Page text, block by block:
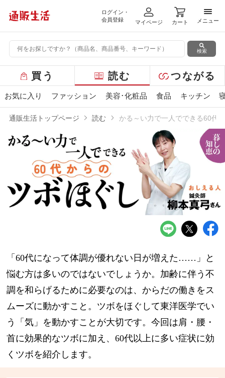
ログイン・
会員登録
マイページ カート
メニ
メニュー
検索
ー
バ
買う 読む つながる
お気に入り ファッション 美容･化粧品 食品 キッチン
通販生活トップページ 読む かる～い力で一人でできる60代
「60代になって体調が優れない日が増えた……」と
悩む方は多いのではないでしょうか。加齢に伴う不
調を和らげるために必要なのは、からだの働きをス
ムーズに動かすこと。ツボをほぐして東洋医学でい
う「気」を動かすことが大切です。今回は肩・腰・
首に効果的なツボに加え、60代以上に多い症状に効
くツボを紹介します。